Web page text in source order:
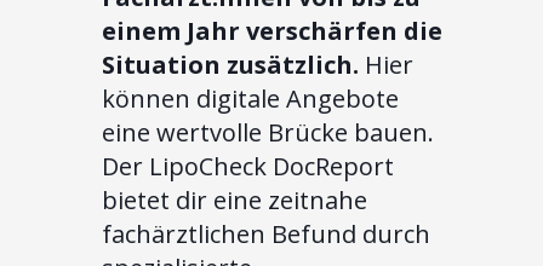
einem Jahr verschärfen die
Situation zusätzlich. Hier
können digitale Angebote
eine wertvolle Brücke bauen.
Der LipoCheck DocReport
bietet dir eine zeitnahe
fachärztlichen Befund durch